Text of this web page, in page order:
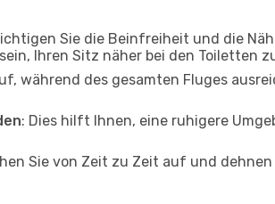
Sie die Beinfreiheit und die
Ihren Sitz näher bei den Toiletten
während des gesamten Fluges
: Dies hilft Ihnen, eine ruhigere
Sie von Zeit zu Zeit auf und